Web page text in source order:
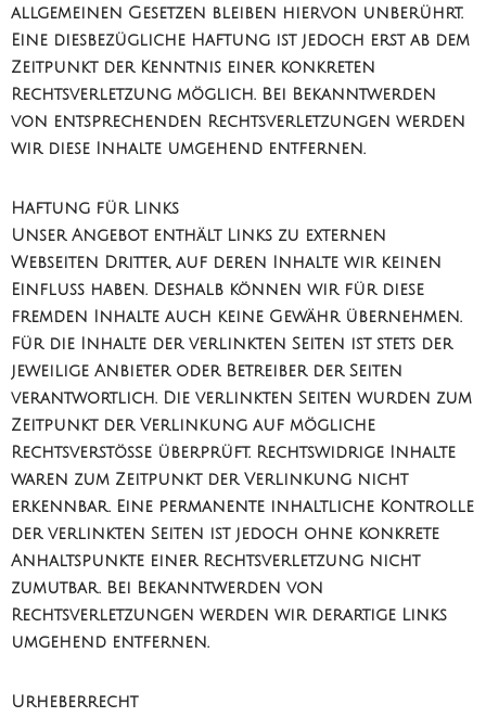
allgemeinen Gesetzen bleiben hiervon unberührt.
Eine diesbezügliche Haftung ist jedoch erst ab dem
Zeitpunkt der Kenntnis einer konkreten
Rechtsverletzung möglich. Bei Bekanntwerden
von entsprechenden Rechtsverletzungen werden
wir diese Inhalte umgehend entfernen.
Haftung für Links
Unser Angebot enthält Links zu externen
Webseiten Dritter, auf deren Inhalte wir keinen
Einfluss haben. Deshalb können wir für diese
fremden Inhalte auch keine Gewähr übernehmen.
Für die Inhalte der verlinkten Seiten ist stets der
jeweilige Anbieter oder Betreiber der Seiten
verantwortlich. Die verlinkten Seiten wurden zum
Zeitpunkt der Verlinkung auf mögliche
Rechtsverstöße überprüft. Rechtswidrige Inhalte
waren zum Zeitpunkt der Verlinkung nicht
erkennbar. Eine permanente inhaltliche Kontrolle
der verlinkten Seiten ist jedoch ohne konkrete
Anhaltspunkte einer Rechtsverletzung nicht
zumutbar. Bei Bekanntwerden von
Rechtsverletzungen werden wir derartige Links
umgehend entfernen.
Urheberrecht